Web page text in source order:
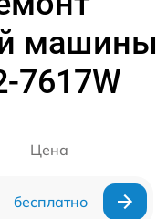
машины
7617W
Цена
бесплатно